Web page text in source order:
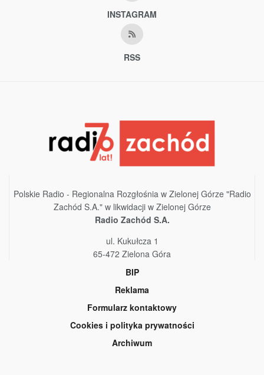
INSTAGRAM
RSS
Polskie Radio - Regionalna Rozgłośnia w Zielonej Górze "Radio
Zachód S.A." w likwidacji w Zielonej Górze
Radio Zachód S.A.
ul. Kukułcza 1
65-472 Zielona Góra
BIP
Reklama
Formularz kontaktowy
Cookies i polityka prywatności
Archiwum